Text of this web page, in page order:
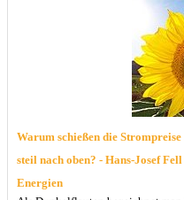
Warum schießen die
steil nach oben? - Hans-Josef
Energien